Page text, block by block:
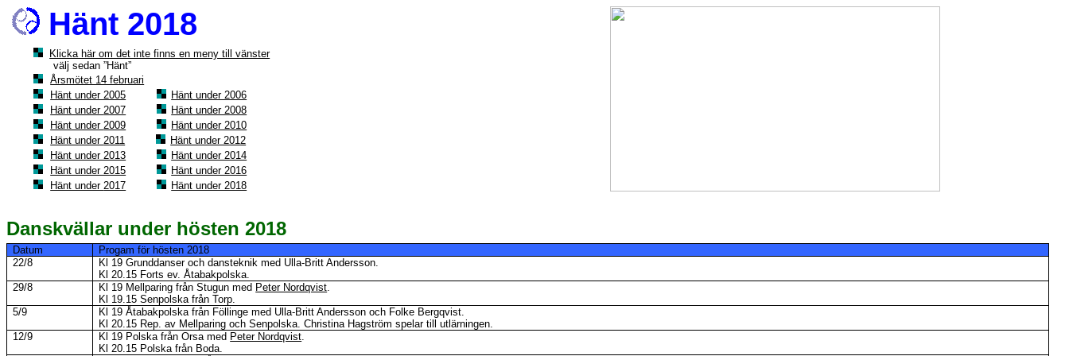
Hänt 2018
Klicka här om det inte finns en meny till vänster
välj sedan ”Hänt”
Årsmötet 14 februari
Hänt under 2005
Hänt under 2006
Hänt under2007
Hänt under 2008
Hänt under2009
Hänt under 2010
Hänt under2011
Hänt under 2012
Hänt under 2013
Hänt under 2014
Hänt under 2015
Hänt under 2016
Hänt under2017 Hänt under 2018
Danskvällar under hösten 2018
Datum Progam för hösten 2018
22/8
Kl 19 Grunddanser och dansteknik med Ulla-Britt Andersson.
Kl 20.15 Forts ev.Åtabakpolska.
29/8
Kl 19 Mellparing frånStugun med Peter Nordqvist.
Kl 19.15Senpolskafrån Torp.
5/9
Kl 19Åtabakpolskafrån Föllinge med Ulla-Britt Andersson och Folke Bergqvist.
Kl 20.15 Rep. av Mellparing ochSenpolska. Christina Hagström spelar till utlärningen.
12/9
Kl 19 Polska från Orsa med Peter Nordqvist.
Kl 20.15 Polska från Boda.